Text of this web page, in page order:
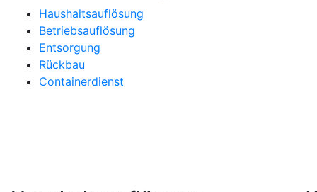
Haushaltsauflösung
Betriebsauflösung
Entsorgung
Rückbau
Containerdienst